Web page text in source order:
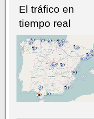
NÚMERO ACTUALHEMEROTECA
El tráfico en
tiempo real